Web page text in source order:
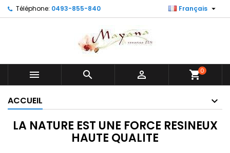
Téléphone: 0493-855-840 Français 
   shopping_cart0
ACCUEIL
LA NATURE EST UNE FORCE RESINEUX
HAUTE QUALITE